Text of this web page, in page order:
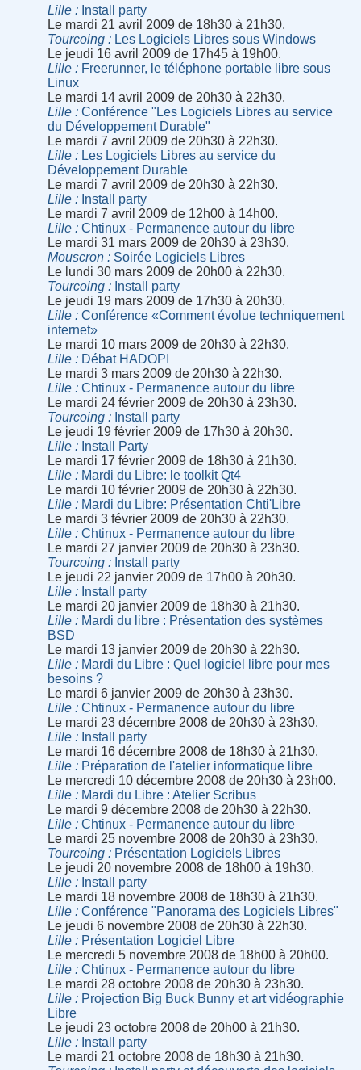
Lille
Install party
Le mardi 21 avril 2009 de 18h30 à 21h30.
Tourcoing
Les Logiciels Libres sous Windows
Le jeudi 16 avril 2009 de 17h45 à 19h00.
Lille
Freerunner, le téléphone portable libre sous
Linux
Le mardi 14 avril 2009 de 20h30 à 22h30.
Lille
Conférence "Les Logiciels Libres au service
du Développement Durable"
Le mardi 7 avril 2009 de 20h30 à 22h30.
Lille
Les Logiciels Libres au service du
Développement Durable
Le mardi 7 avril 2009 de 20h30 à 22h30.
Lille
Install party
Le mardi 7 avril 2009 de 12h00 à 14h00.
Lille
Chtinux - Permanence autour du libre
Le mardi 31 mars 2009 de 20h30 à 23h30.
Mouscron
Soirée Logiciels Libres
Le lundi 30 mars 2009 de 20h00 à 22h30.
Tourcoing
Install party
Le jeudi 19 mars 2009 de 17h30 à 20h30.
Lille
Conférence «Comment évolue techniquement
internet»
Le mardi 10 mars 2009 de 20h30 à 22h30.
Lille
Débat HADOPI
Le mardi 3 mars 2009 de 20h30 à 22h30.
Lille
Chtinux - Permanence autour du libre
Le mardi 24 février 2009 de 20h30 à 23h30.
Tourcoing
Install party
Le jeudi 19 février 2009 de 17h30 à 20h30.
Lille
Install Party
Le mardi 17 février 2009 de 18h30 à 21h30.
Lille
Mardi du Libre: le toolkit Qt4
Le mardi 10 février 2009 de 20h30 à 22h30.
Lille
Mardi du Libre: Présentation Chti'Libre
Le mardi 3 février 2009 de 20h30 à 22h30.
Lille
Chtinux - Permanence autour du libre
Le mardi 27 janvier 2009 de 20h30 à 23h30.
Tourcoing
Install party
Le jeudi 22 janvier 2009 de 17h00 à 20h30.
Lille
Install party
Le mardi 20 janvier 2009 de 18h30 à 21h30.
Lille
Mardi du libre : Présentation des systèmes
BSD
Le mardi 13 janvier 2009 de 20h30 à 22h30.
Lille
Mardi du Libre : Quel logiciel libre pour mes
besoins ?
Le mardi 6 janvier 2009 de 20h30 à 23h30.
Lille
Chtinux - Permanence autour du libre
Le mardi 23 décembre 2008 de 20h30 à 23h30.
Lille
Install party
Le mardi 16 décembre 2008 de 18h30 à 21h30.
Lille
Préparation de l'atelier informatique libre
Le mercredi 10 décembre 2008 de 20h30 à 23h00.
Lille
Mardi du Libre : Atelier Scribus
Le mardi 9 décembre 2008 de 20h30 à 22h30.
Lille
Chtinux - Permanence autour du libre
Le mardi 25 novembre 2008 de 20h30 à 23h30.
Tourcoing
Présentation Logiciels Libres
Le jeudi 20 novembre 2008 de 18h00 à 19h30.
Lille
Install party
Le mardi 18 novembre 2008 de 18h30 à 21h30.
Lille
Conférence "Panorama des Logiciels Libres"
Le jeudi 6 novembre 2008 de 20h30 à 22h30.
Lille
Présentation Logiciel Libre
Le mercredi 5 novembre 2008 de 18h00 à 20h00.
Lille
Chtinux - Permanence autour du libre
Le mardi 28 octobre 2008 de 20h30 à 23h30.
Lille
Projection Big Buck Bunny et art vidéographie
Libre
Le jeudi 23 octobre 2008 de 20h00 à 21h30.
Lille
Install party
Le mardi 21 octobre 2008 de 18h30 à 21h30.